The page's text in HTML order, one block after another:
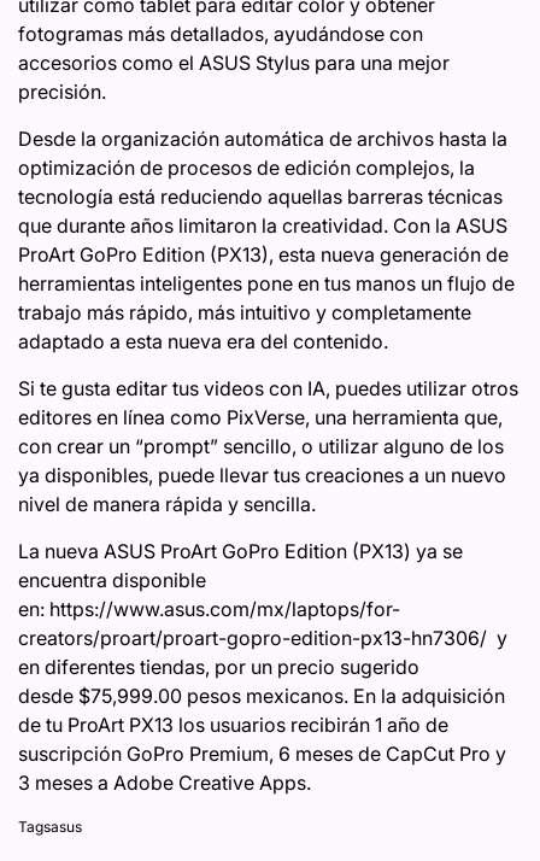
utilizar como tablet para editar color y obtener
fotogramas más detallados, ayudándose con
accesorios como el ASUS Stylus para una mejor
precisión.
Desde la organización automática de archivos hasta la
optimización de procesos de edición complejos, la
tecnología está reduciendo aquellas barreras técnicas
que durante años limitaron la creatividad. Con la ASUS
ProArt GoPro Edition (PX13), esta nueva generación de
herramientas inteligentes pone en tus manos un flujo de
trabajo más rápido, más intuitivo y completamente
adaptado a esta nueva era del contenido.
Si te gusta editar tus videos con IA, puedes utilizar otros
editores en línea como PixVerse, una herramienta que,
con crear un “prompt” sencillo, o utilizar alguno de los
ya disponibles, puede llevar tus creaciones a un nuevo
nivel de manera rápida y sencilla.
La nueva ASUS ProArt GoPro Edition (PX13) ya se
encuentra disponible
en: https://www.asus.com/mx/laptops/for-
creators/proart/proart-gopro-edition-px13-hn7306/ y
en diferentes tiendas, por un precio sugerido
desde $75,999.00 pesos mexicanos. En la adquisición
de tu ProArt PX13 los usuarios recibirán 1 año de
suscripción GoPro Premium, 6 meses de CapCut Pro y
3 meses a Adobe Creative Apps.
Tagsasus